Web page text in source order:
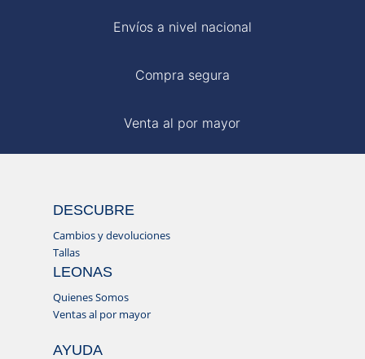
Envíos a nivel nacional
Compra segura
Venta al por mayor
DESCUBRE
Cambios y devoluciones
Tallas
LEONAS
Quienes Somos
Ventas al por mayor
AYUDA